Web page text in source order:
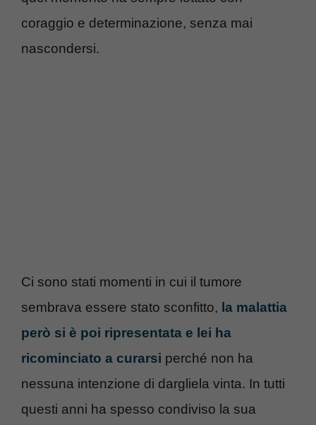
coraggio e determinazione, senza mai
nascondersi.
Ci sono stati momenti in cui il tumore
sembrava essere stato sconfitto, la malattia
però si è poi ripresentata e lei ha
ricominciato a curarsi perché non ha
nessuna intenzione di dargliela vinta. In tutti
questi anni ha spesso condiviso la sua